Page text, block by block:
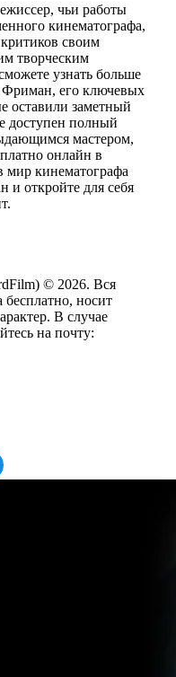
чьи работы
кинематографа,
своим
творческим
узнать больше
его ключевых
оставили заметный
доступен полный
мастером,
онлайн в
мир кинематографа
и откройте для себя
© 2026. Вся
бесплатно, носит
В случае
на почту: